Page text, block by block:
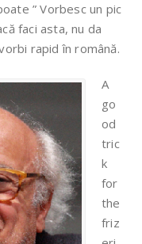
” Vorbesc un pic
faci asta, nu da
rapid în română.
A
go
od
tric
k
for
the
friz